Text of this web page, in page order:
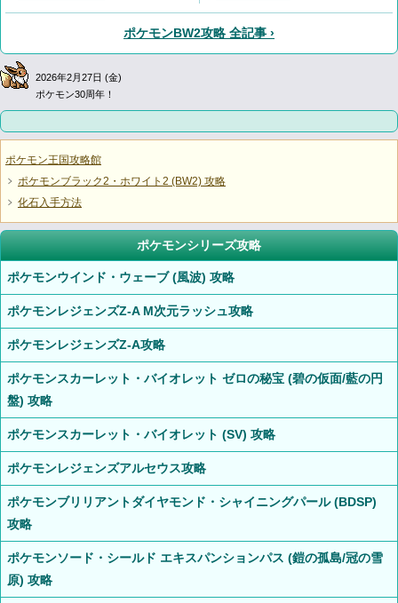
ポケモンBW2攻略 全記事 ›
2026年2月27日 (金)
ポケモン30周年！
ポケモン王国攻略館
ポケモンブラック2・ホワイト2 (BW2) 攻略
化石入手方法
ポケモンシリーズ攻略
ポケモンウインド・ウェーブ (風波) 攻略
ポケモンレジェンズZ-A M次元ラッシュ攻略
ポケモンレジェンズZ-A攻略
ポケモンスカーレット・バイオレット ゼロの秘宝 (碧の仮面/藍の円
盤) 攻略
ポケモンスカーレット・バイオレット (SV) 攻略
ポケモンレジェンズアルセウス攻略
ポケモンブリリアントダイヤモンド・シャイニングパール (BDSP)
攻略
ポケモンソード・シールド エキスパンションパス (鎧の孤島/冠の雪
原) 攻略